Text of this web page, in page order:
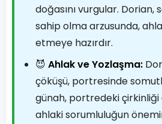
doğasını vurgular. Dorian,
sahip olma arzusunda,
etmeye hazırdır.
😈 Ahlak ve Yozlaşma:
çöküşü, portresinde
günah, portredeki çirkinliği
ahlaki sorumluluğun